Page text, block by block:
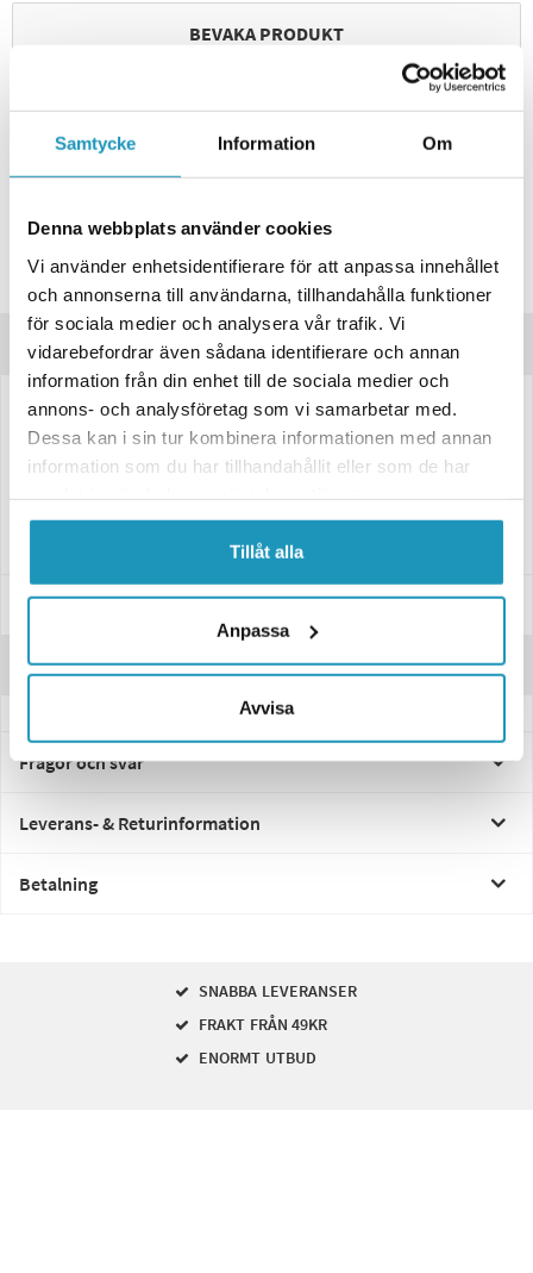
Samtycke Information Om
Denna webbplats använder cookies
Vi använder enhetsidentifierare för att anpassa innehållet
och annonserna till användarna, tillhandahålla funktioner
för sociala medier och analysera vår trafik. Vi
vidarebefordrar även sådana identifierare och annan
information från din enhet till de sociala medier och
annons- och analysföretag som vi samarbetar med.
Dessa kan i sin tur kombinera informationen med annan
information som du har tillhandahållit eller som de har
Tillåt alla
Anpassa
Avvisa
BEVAKA PRODUKT
Spara produkt
Frågor om produkten?
Produktinformation
6619040
Däckplattor används för att däcken inte ska bli ovala när fordonet står
still en längre tid.
Fyra hål gör att den kan säkras i tex gräsmatta med tältpinnar eller
bultas fast i hårt underlag.
Specifikationer
Recensioner
Frågor och svar
Leverans- & Returinformation
Betalning
SNABBA LEVERANSER
FRAKT FRÅN 49KR
ENORMT UTBUD